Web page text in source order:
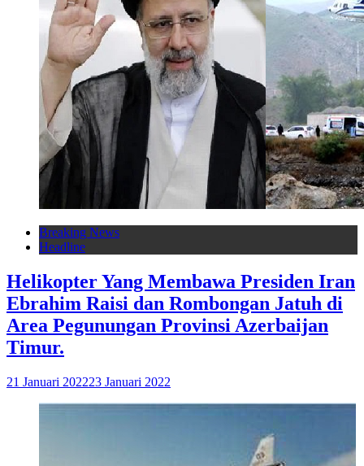
Breaking News
Headline
Helikopter Yang Membawa Presiden Iran
Ebrahim Raisi dan Rombongan Jatuh di
Area Pegunungan Provinsi Azerbaijan
Timur.
21 Januari 202223 Januari 2022